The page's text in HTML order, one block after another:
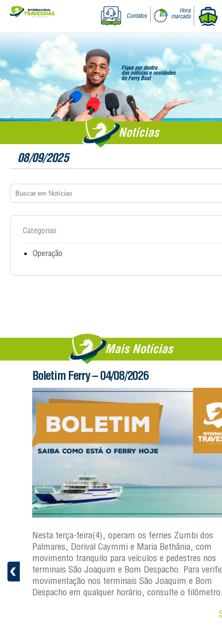
Contatos
Hora
marcada
Notícias
08/09/2025
Categorias
Operação
Mais Notícias
a
Boletim Ferry – 04/08/2026
Nesta terça-feira(4), operam os ferries Zumbi dos
Palmares, Dorival Caymmi e Maria Bethânia, com
movimento tranquilo para veículos e pedestres nos
terminais São Joaquim e Bom Despacho. Para
movimentação nos terminais São Joaquim e Bom
Despacho em qualquer horário, consulte o